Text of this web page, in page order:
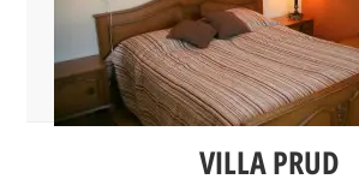
VILLA PRUD